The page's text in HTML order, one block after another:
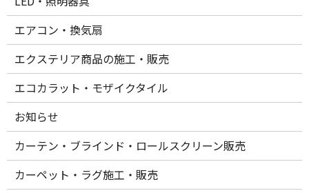
エアコン・換気扇
エクステリア商品の施工・販売
エコカラット・モザイクタイル
お知らせ
カーテン・ブラインド・ロールスクリーン販売
カーペット・ラグ施工・販売